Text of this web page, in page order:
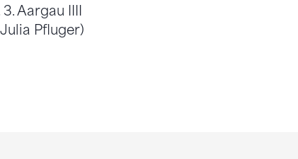
Aargau IIII
Pfluger)